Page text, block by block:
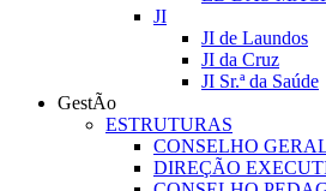
JI
JI de Laundos
JI da Cruz
JI Sr.ª da Saúde
GestÃo
ESTRUTURAS
CONSELHO
DIREÇÃO